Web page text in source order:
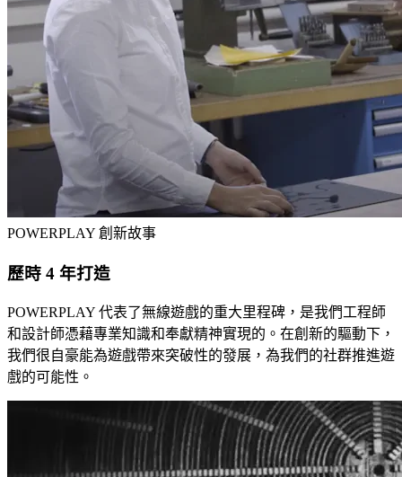
POWERPLAY 創新故事
歷時 4 年打造
POWERPLAY 代表了無線遊戲的重大里程碑，是我們工程師
和設計師憑藉專業知識和奉獻精神實現的。在創新的驅動下，
我們很自豪能為遊戲帶來突破性的發展，為我們的社群推進遊
戲的可能性。